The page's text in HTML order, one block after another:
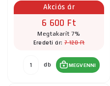
Akciós ár
6 600 Ft
Megtakarít 7%
Eredeti ár:7 120 Ft
db MEGVENNI